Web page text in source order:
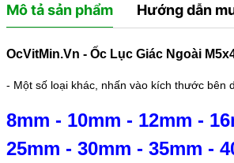
Mô tả sản phẩm Hướng dẫn
OcVitMin.Vn - Ốc Lục Giác Ngoài
- Một số loại khác, nhấn vào kích thước bên
8mm - 10mm - 12mm -
25mm - 30mm - 35mm -